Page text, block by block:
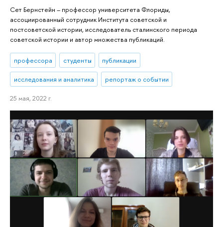
Сет Бернстейн – профессор университета Флориды,
ассоциированный сотрудник Института советской и
постсоветской истории, исследователь сталинского периода
советской истории и автор множества публикаций.
профессора студенты публикации
исследования и аналитика репортаж о событии
25 мая, 2022 г.